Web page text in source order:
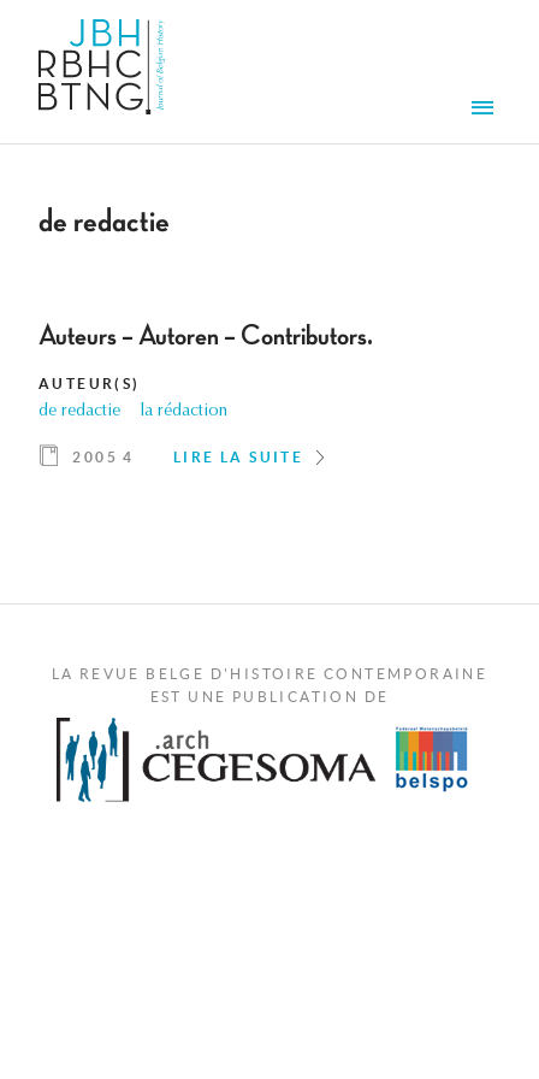
de redactie
Auteurs – Autoren – Contributors.
AUTEUR(S)
de redactie la rédaction
2005 4 LIRE LA SUITE
LA REVUE BELGE D'HISTOIRE CONTEMPORAINE
EST UNE PUBLICATION DE